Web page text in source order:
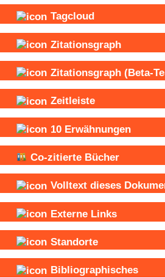
Tagcloud
Zitationsgraph
Zitationsgraph (Beta-
Zeitleiste
10 Erwähnungen
Co-zitierte Bücher
Volltext dieses
Externe Links
Standorte
Bibliographisches